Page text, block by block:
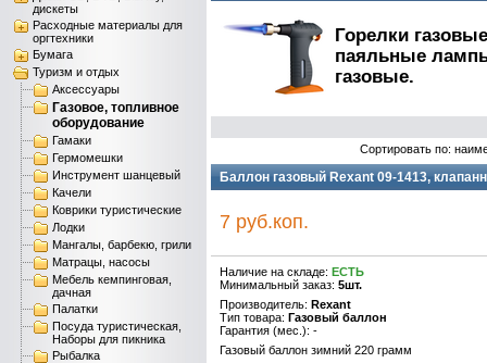
дискеты
Расходные материалы для
оргтехники
Бумага
Туризм и отдых
Аксессуары
Газовое, топливное
оборудование
Гамаки
Гермомешки
Инструмент шанцевый
Качели
Коврики туристические
Лодки
Мангалы, барбекю, грили
Матрацы, насосы
Мебель кемпинговая,
дачная
Палатки
Посуда туристическая,
Наборы для пикника
Рыбалка
Горелки
паяльные
газовые.
Сортировать по:
Баллон газовый Rexant 09-1413,
7 руб.коп.
Наличие на складе: ЕСТЬ
Минимальный заказ: 5шт.
Производитель: Rexant
Тип товара: Газовый баллон
Гарантия (мес.): -
Газовый баллон зимний 220 грамм